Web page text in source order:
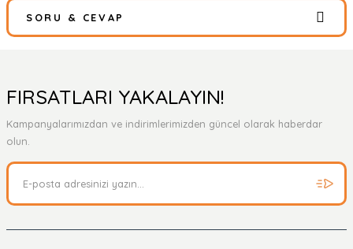
Bu ürüne ilk yorumu siz yapın!
Yorum Yaz
SORU & CEVAP
Ürün hakkında henüz soru sorulmamış.
FIRSATLARI YAKALAYIN!
Kampanyalarımızdan ve indirimlerimizden güncel olarak haberdar
olun.